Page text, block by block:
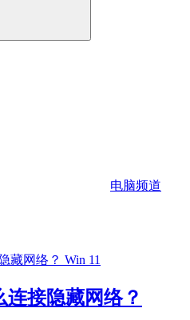
电脑频道
Win 11
连接隐藏网络？